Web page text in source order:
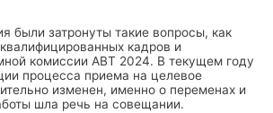
были затронуты такие вопросы, как
кадров и
комиссии АВТ 2024. В текущем году
процесса приема на целевое
изменен, именно о переменах и
шла речь на совещании.